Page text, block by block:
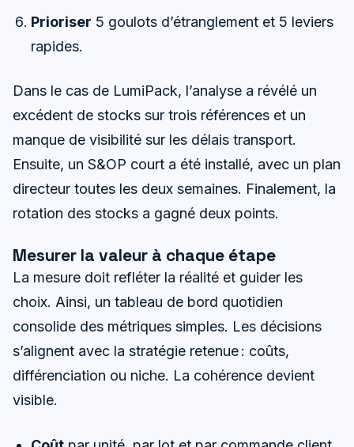
Prioriser 5 goulots d’étranglement et 5 leviers
rapides.
Dans le cas de LumiPack, l’analyse a révélé un
excédent de stocks sur trois références et un
manque de visibilité sur les délais transport.
Ensuite, un S&OP court a été installé, avec un plan
directeur toutes les deux semaines. Finalement, la
rotation des stocks a gagné deux points.
Mesurer la valeur à chaque étape
La mesure doit refléter la réalité et guider les
choix. Ainsi, un tableau de bord quotidien
consolide des métriques simples. Les décisions
s’alignent avec la stratégie retenue : coûts,
différenciation ou niche. La cohérence devient
visible.